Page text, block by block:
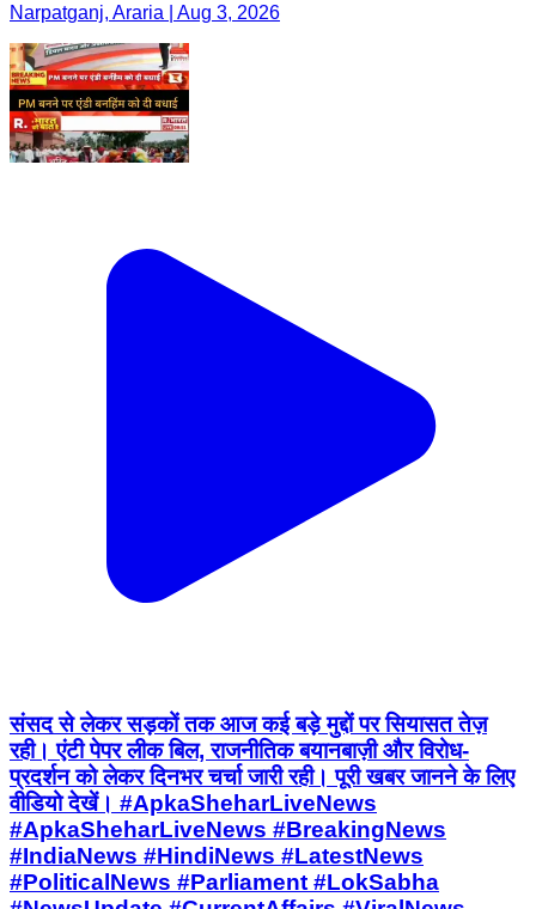
Narpatganj, Araria | Aug 3, 2026
संसद से लेकर सड़कों तक आज कई बड़े मुद्दों पर सियासत तेज़
रही। एंटी पेपर लीक बिल, राजनीतिक बयानबाज़ी और विरोध-
प्रदर्शन को लेकर दिनभर चर्चा जारी रही। पूरी खबर जानने के लिए
वीडियो देखें। #ApkaSheharLiveNews
#ApkaSheharLiveNews #BreakingNews
#IndiaNews #HindiNews #LatestNews
#PoliticalNews #Parliament #LokSabha